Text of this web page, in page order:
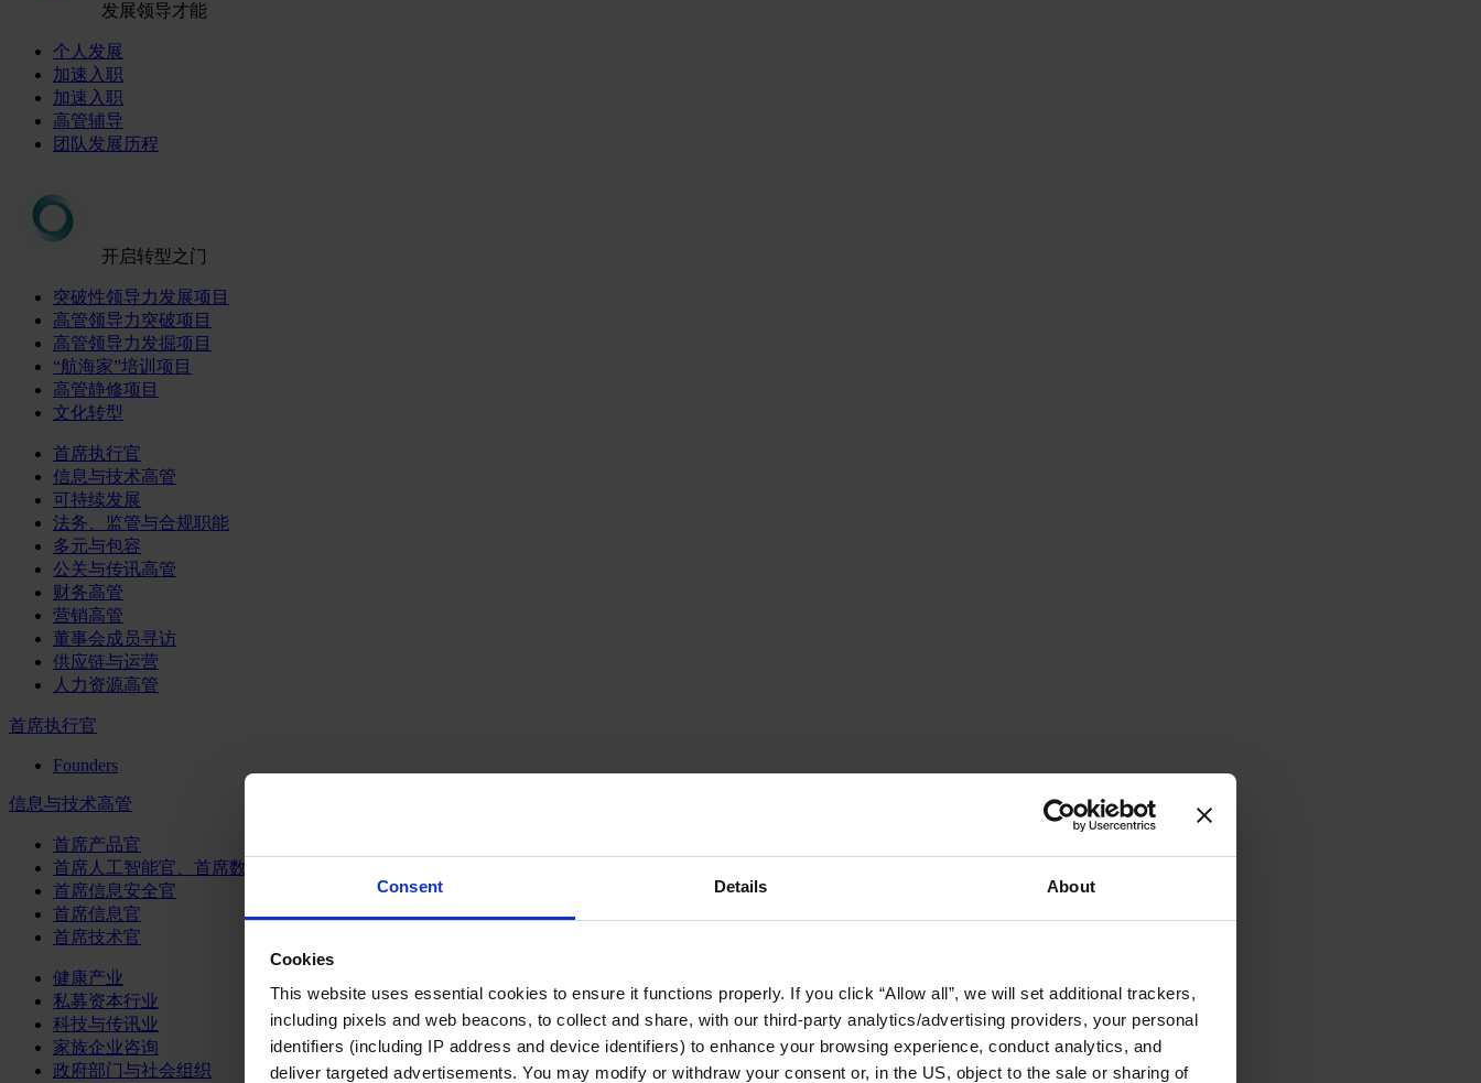
Consent Details About
Cookies
This website uses essential cookies to ensure it functions properly. If you click “Allow all”, we will set additional trackers,
including pixels and web beacons, to collect and share, with our third-party analytics/advertising providers, your personal
identifiers (including IP address and device identifiers) to enhance your browsing experience, conduct analytics, and
deliver targeted advertisements. You may modify or withdraw your consent or, in the US, object to the sale or sharing of
发展领导才能
个人发展
加速入职
加速入职
高管辅导
团队发展历程
开启转型之门
突破性领导力发展项目
高管领导力突破项目
高管领导力发掘项目
“航海家”培训项目
高管静修项目
文化转型
首席执行官
信息与技术高管
可持续发展
法务、监管与合规职能
多元与包容
公关与传讯高管
财务高管
营销高管
董事会成员寻访
供应链与运营
人力资源高管
首席执行官
Founders
信息与技术高管
首席产品官
首席人工智能官、首席数据官和首席数据解析官
首席信息安全官
首席信息官
首席技术官
健康产业
私募资本行业
科技与传讯业
家族企业咨询
政府部门与社会组织